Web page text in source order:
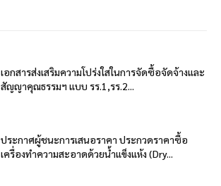
เอกสารส่งเสริมความโปร่งใสในการจัดซื้อจัดจ้างและ
สัญญาคุณธรรมฯ แบบ รร.1,รร.2...
ประกาศผู้ชนะการเสนอราคา ประกวดราคาซื้อ
เครื่องทำความสะอาดด้วยน้ำแข็งแห้ง (Dry...